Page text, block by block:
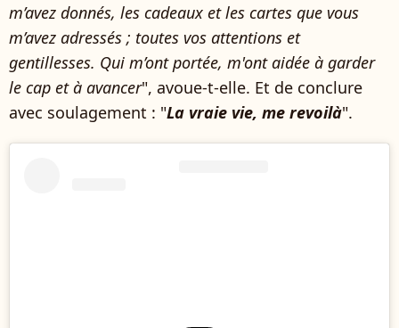
m’avez donnés, les cadeaux et les cartes que vous
m’avez adressés ; toutes vos attentions et
gentillesses. Qui m’ont portée, m'ont aidée à garder
le cap et à avancer", avoue-t-elle. Et de conclure
avec soulagement : "La vraie vie, me revoilà".